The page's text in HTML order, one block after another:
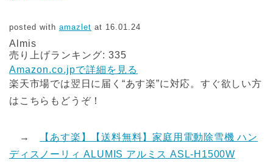
posted with amazlet at 16.01.24
Almis
売り上げランキング: 335
Amazon.co.jpで詳細を見る
楽天市場では翌日に届く“あす楽”に対応。すぐ欲しい方
はこちらもどうぞ！
→
【あす楽】【送料無料】家庭用電動除雪機 ハン
ディスノーリィ ALUMIS アルミス ASL-H1500W